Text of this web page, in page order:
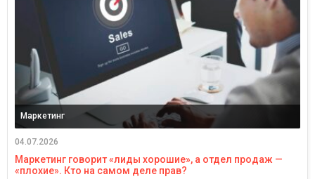
Маркетинг
04.07.2026
Маркетинг говорит «лиды хорошие», а отдел продаж —
«плохие». Кто на самом деле прав?